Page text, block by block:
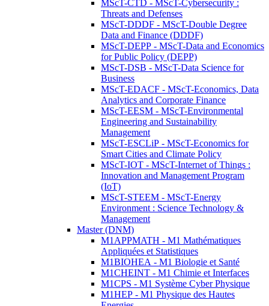
MScT-CTD - MScT-Cybersecurity :
Threats and Defenses
MScT-DDDF - MScT-Double Degree
Data and Finance (DDDF)
MScT-DEPP - MScT-Data and Economics
for Public Policy (DEPP)
MScT-DSB - MScT-Data Science for
Business
MScT-EDACF - MScT-Economics, Data
Analytics and Corporate Finance
MScT-EESM - MScT-Environmental
Engineering and Sustainability
Management
MScT-ESCLiP - MScT-Economics for
Smart Cities and Climate Policy
MScT-IOT - MScT-Internet of Things :
Innovation and Management Program
(IoT)
MScT-STEEM - MScT-Energy
Environment : Science Technology &
Management
Master (DNM)
M1APPMATH - M1 Mathématiques
Appliquées et Statistiques
M1BIOHEA - M1 Biologie et Santé
M1CHEINT - M1 Chimie et Interfaces
M1CPS - M1 Système Cyber Physique
M1HEP - M1 Physique des Hautes